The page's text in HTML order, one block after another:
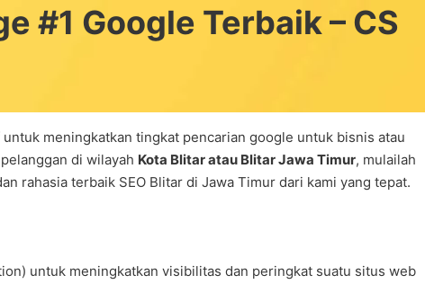
#1 Google Terbaik – CS
meningkatkan tingkat pencarian google untuk bisnis atau
di wilayah Kota Blitar atau Blitar Jawa Timur, mulailah
rahasia terbaik SEO Blitar di Jawa Timur dari kami yang tepat.
untuk meningkatkan visibilitas dan peringkat suatu situs web